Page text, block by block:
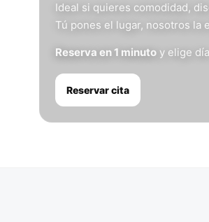
Ideal si quieres comodidad,
Tú pones el lugar, nosotros la
Reserva en 1 minuto y elige
Reservar cita